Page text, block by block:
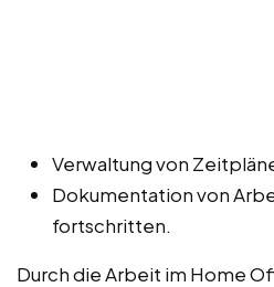
Verwaltung von
Dokumentation von
fortschritten.
Durch die Arbeit im Home